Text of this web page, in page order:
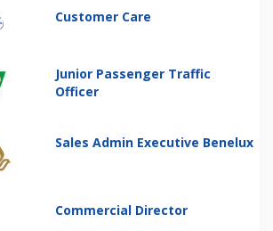
Customer Care
Junior Passenger Traffic
Officer
Sales Admin Executive Benelux
Commercial Director